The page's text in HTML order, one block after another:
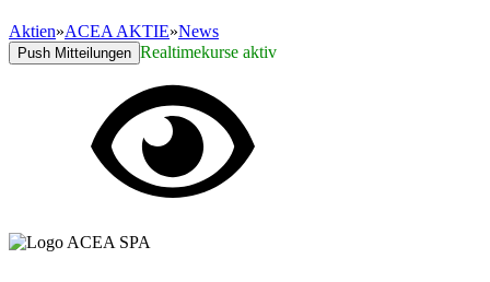
Aktien»ACEA AKTIE»News
Push Mitteilungen Realtimekurse aktiv